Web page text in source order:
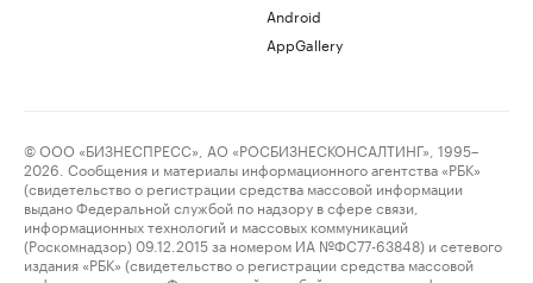
Android
AppGallery
© ООО «БИЗНЕСПРЕСС», АО «РОСБИЗНЕСКОНСАЛТИНГ», 1995–
2026. Сообщения и материалы информационного агентства «РБК»
(свидетельство о регистрации средства массовой информации
выдано Федеральной службой по надзору в сфере связи,
информационных технологий и массовых коммуникаций
(Роскомнадзор) 09.12.2015 за номером ИА №ФС77-63848) и сетевого
издания «РБК» (свидетельство о регистрации средства массовой